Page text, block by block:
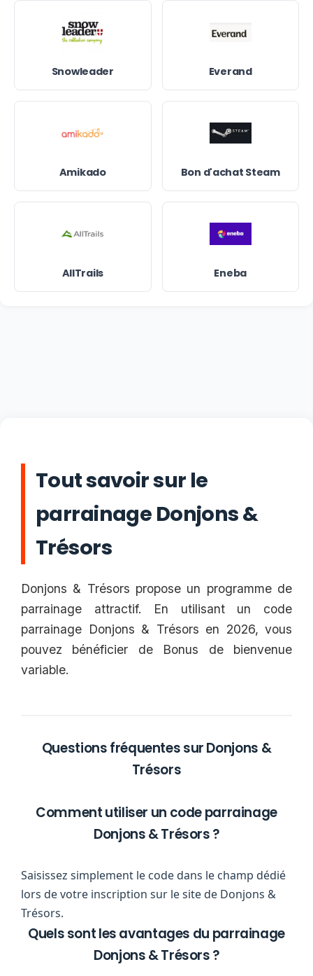
Snowleader Everand
Amikado Bon d'achat Steam
AllTrails Eneba
Tout savoir sur le
parrainage Donjons &
Trésors
Donjons & Trésors propose un programme de
parrainage attractif. En utilisant un code
parrainage Donjons & Trésors en 2026, vous
pouvez bénéficier de Bonus de bienvenue
variable.
Questions fréquentes sur Donjons &
Trésors
Comment utiliser un code parrainage
Donjons & Trésors ?
Saisissez simplement le code dans le champ dédié
lors de votre inscription sur le site de Donjons &
Trésors.
Quels sont les avantages du parrainage
Donjons & Trésors ?